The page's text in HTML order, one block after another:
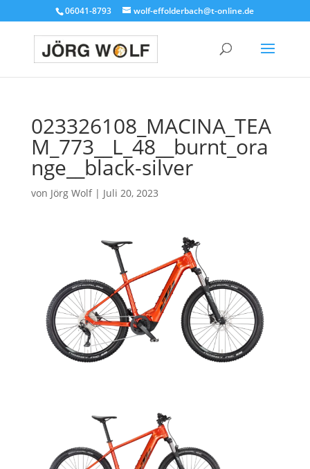
06041-8793 wolf-effolderbach@t-online.de
023326108_MACINA_TEA
M_773__L_48__burnt_ora
nge__black-silver
von Jörg Wolf| Juli 20, 2023